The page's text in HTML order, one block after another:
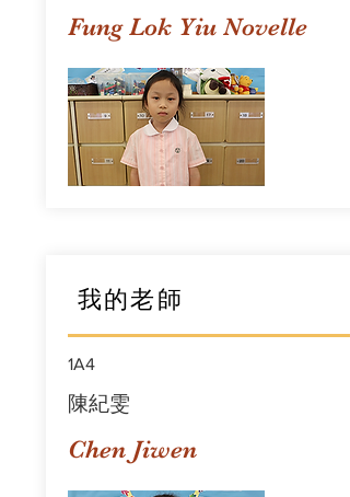
Fung Lok Yiu Novelle
我的老師
1A4
陳紀雯
Chen Jiwen